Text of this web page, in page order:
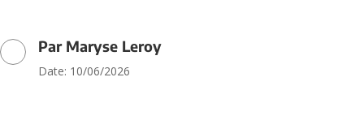
Par Maryse Leroy
Date: 10/06/2026